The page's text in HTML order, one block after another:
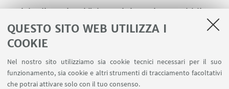
QUESTO SITO WEB UTILIZZA I
COOKIE
Nel nostro sito utilizziamo sia cookie tecnici necessari per il suo
funzionamento, sia cookie e altri strumenti di tracciamento facoltativi
che potrai attivare solo con il tuo consenso.
Ciclo di seminari "L'amministrazione pubblica
alla prova dell'innovazione"
LUOGO:Evento online